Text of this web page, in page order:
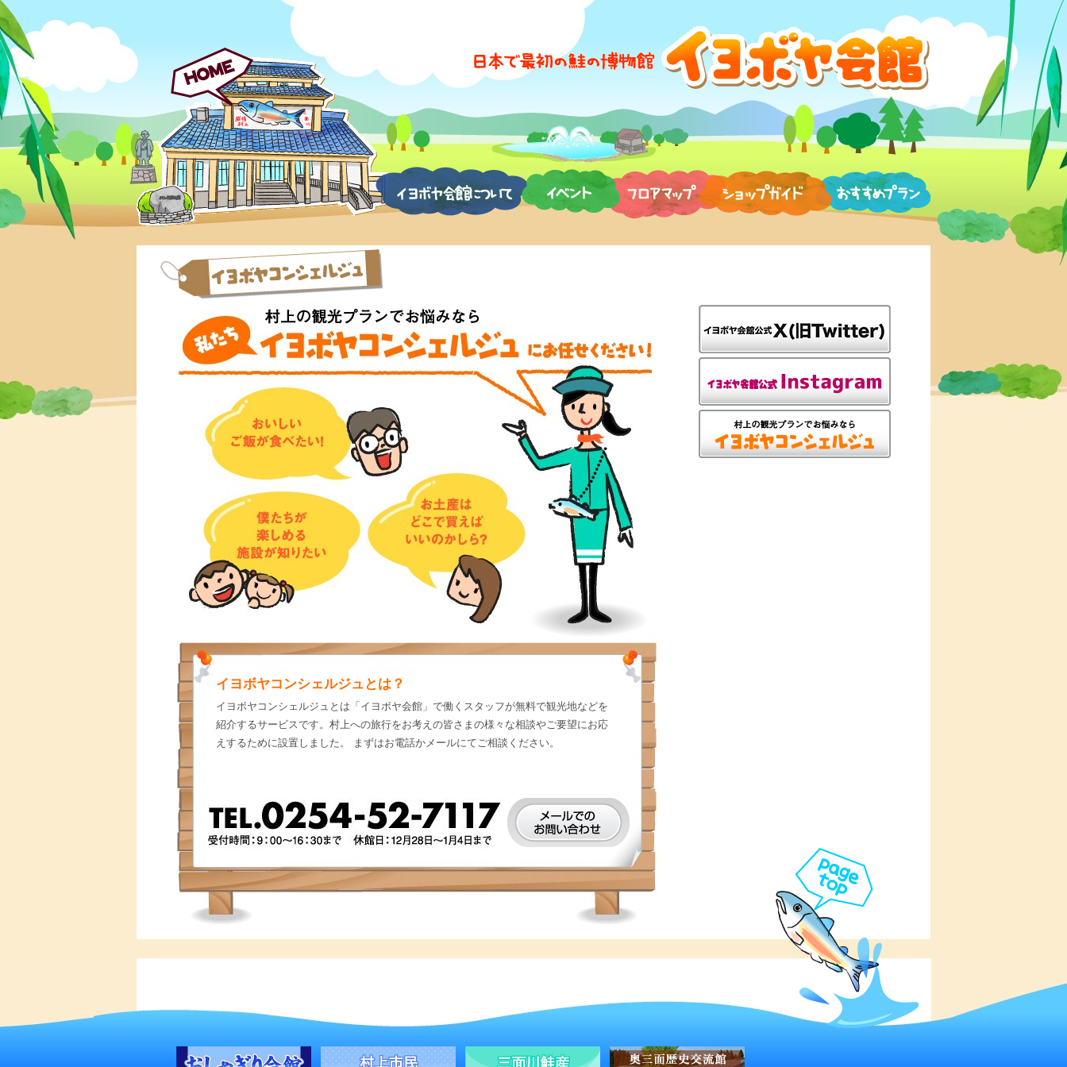
イヨボヤコンシェルジュとは？
イヨボヤコンシェルジュとは「イヨボヤ会館」で働くスタッフが無料で観光地などを
紹介するサービスです。村上への旅行をお考えの皆さまの様々な相談やご要望にお応
えするために設置しました。 まずはお電話かメールにてご相談ください。